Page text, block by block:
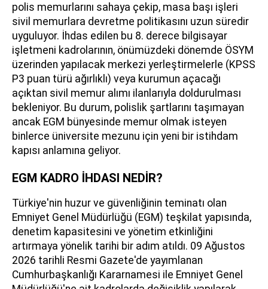
polis memurlarını sahaya çekip, masa başı işleri
sivil memurlara devretme politikasını uzun süredir
uyguluyor. İhdas edilen bu 8. derece bilgisayar
işletmeni kadrolarının, önümüzdeki dönemde ÖSYM
üzerinden yapılacak merkezi yerleştirmelerle (KPSS
P3 puan türü ağırlıklı) veya kurumun açacağı
açıktan sivil memur alımı ilanlarıyla doldurulması
bekleniyor. Bu durum, polislik şartlarını taşımayan
ancak EGM bünyesinde memur olmak isteyen
binlerce üniversite mezunu için yeni bir istihdam
kapısı anlamına geliyor.
EGM KADRO İHDASI NEDİR?
Türkiye'nin huzur ve güvenliğinin teminatı olan
Emniyet Genel Müdürlüğü (EGM) teşkilat yapısında,
denetim kapasitesini ve yönetim etkinliğini
artırmaya yönelik tarihi bir adım atıldı. 09 Ağustos
2026 tarihli Resmi Gazete'de yayımlanan
Cumhurbaşkanlığı Kararnamesi ile Emniyet Genel